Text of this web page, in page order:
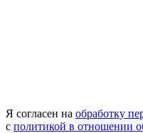
Я согласен на обработку
с политикой в отношении